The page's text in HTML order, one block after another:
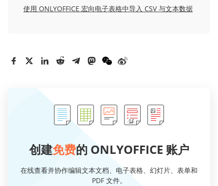
使用 ONLYOFFICE 宏向电子表格中导入 CSV 与文本数据
创建免费的 ONLYOFFICE 账户
在线查看并协作编辑文本文档、电子表格、幻灯片、表单和
PDF 文件。